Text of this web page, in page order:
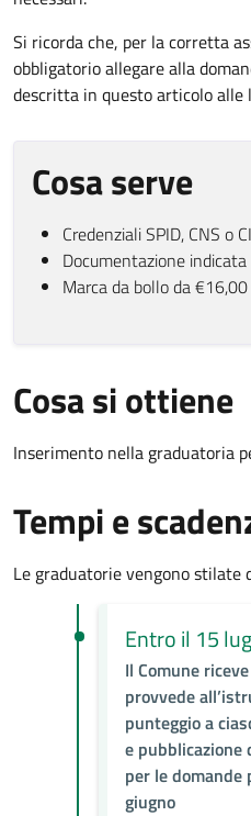
Si ricorda che, per la corretta
obbligatorio allegare alla
descritta in questo articolo alle
Cosa serve
Credenziali SPID, CNS o
Documentazione
Marca da bolloda €16,00
Cosa si ottiene
Inserimento nella graduatoria
Tempi e
Le graduatorie vengono stilate
Entro il 15
Il Comune
provvede
punteggio a
e
per le
giugno